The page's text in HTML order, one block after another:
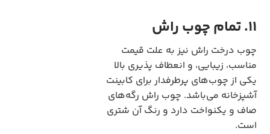
11. تمام چوب راش
چوب درخت راش نیز به علت قیمت
مناسب، زیبایی، و انعطاف پذیری بالا
یکی از چوب‌های پرطرفدار برای کابینت
آشپزخانه می‌باشد. چوب راش رگه‌های
صاف و یکنواخت دارد و رنگ آن شتری
است.